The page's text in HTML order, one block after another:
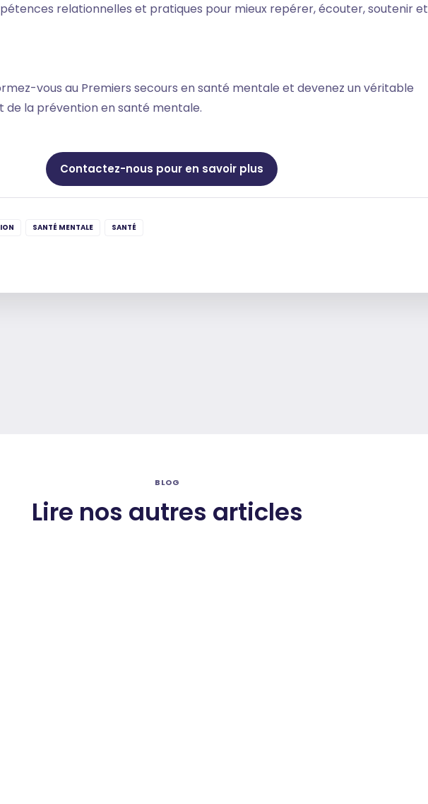
relationnelles et pratiques pour mieux repérer, écouter, soutenir et
vous au Premiers secours en santé mentale et devenez un véritable
de la prévention en santé mentale.
Contactez-nous pour en savoir plus
SANTÉ MENTALE SANTÉ
BLOG
Lire nos autres articles